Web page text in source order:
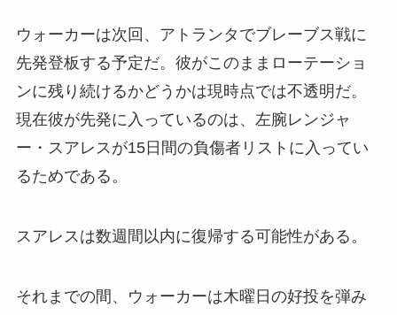
ウォーカーは次回、アトランタでブレーブス戦に
先発登板する予定だ。彼がこのままローテーショ
ンに残り続けるかどうかは現時点では不透明だ。
現在彼が先発に入っているのは、左腕レンジャ
ー・スアレスが15日間の負傷者リストに入ってい
るためである。
スアレスは数週間以内に復帰する可能性がある。
それまでの間、ウォーカーは木曜日の好投を弾み